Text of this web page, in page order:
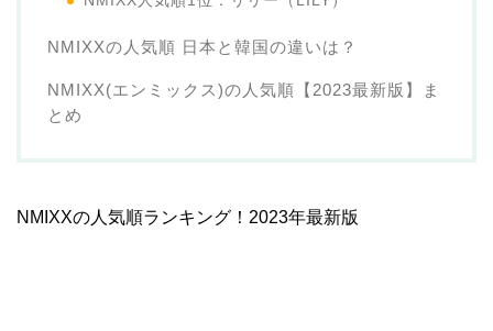
NMIXXの人気順 日本と韓国の違いは？
NMIXX(エンミックス)の人気順【2023最新版】ま
とめ
NMIXXの人気順ランキング！2023年最新版